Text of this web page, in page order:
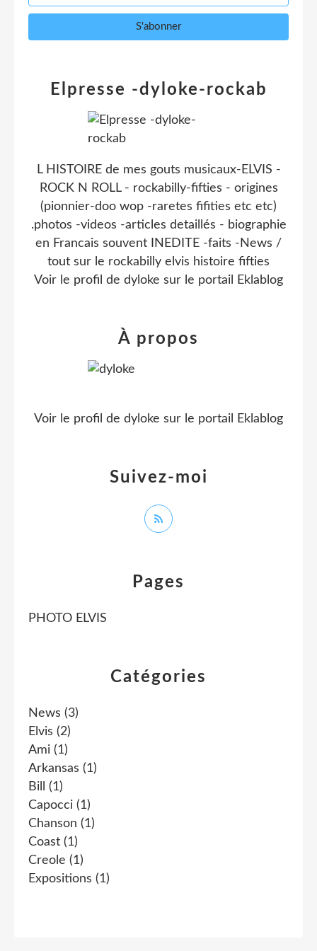
Catégories
News (3)
Elvis (2)
Ami (1)
Arkansas (1)
Bill
(1)
Capocci (1)
Chanson (1)
Coast (1)
Creole (1)
Expositions (1)
Pages
PHOTO ELVIS
Elpresse -dyloke-rockab
L HISTOIRE de mes gouts musicaux-ELVIS -
ROCK N ROLL - rockabilly-fifties - origines
(pionnier-doo wop -raretes fifities etc etc)
.photos -videos -articles detaillés - biographie
en Francais souvent INEDITE -faits -News /
tout sur le rockabilly elvis histoire fifties
Voir le profil de dyloke sur le portail Eklablog
Suivez-moi
À propos
Voir le profil de dyloke sur le portail Eklablog